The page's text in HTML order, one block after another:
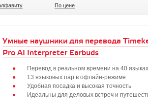
По цене
Умные наушники для перевода
Pro AI Interpreter Earbuds
Перевод в реальном времени на 40 языках
13 языковых пар в офлайн-режиме
Удобная посадка и высокая точность
Идеальны для деловых встреч и